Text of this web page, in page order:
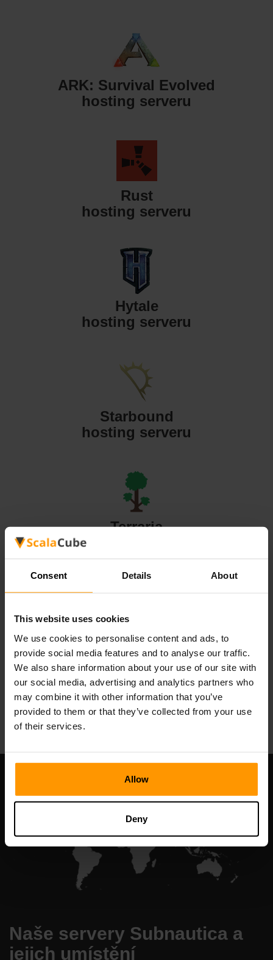
Consent Details About
This website uses cookies
We use cookies to personalise content and ads, to
provide social media features and to analyse our traffic.
We also share information about your use of our site with
our social media, advertising and analytics partners who
may combine it with other information that you’ve
provided to them or that they’ve collected from your use
of their services.
Allow
Deny
ARK: Survival Evolved
hosting serveru
Rust
hosting serveru
Hytale
hosting serveru
Starbound
hosting serveru
Terraria
hosting serveru
Valheim
hosting serveru
All Games
Naše servery Subnautica a
jejich umístění